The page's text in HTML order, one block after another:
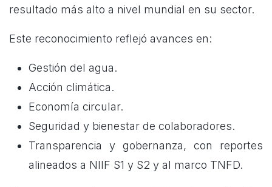
resultado más alto a nivel mundial en su sector.
Este reconocimiento reflejó avances en:
Gestión del agua.
Acción climática.
Economía circular.
Seguridad y bienestar de colaboradores.
Transparencia y gobernanza, con reportes
alineados a NIIF S1 y S2 y al marco TNFD.